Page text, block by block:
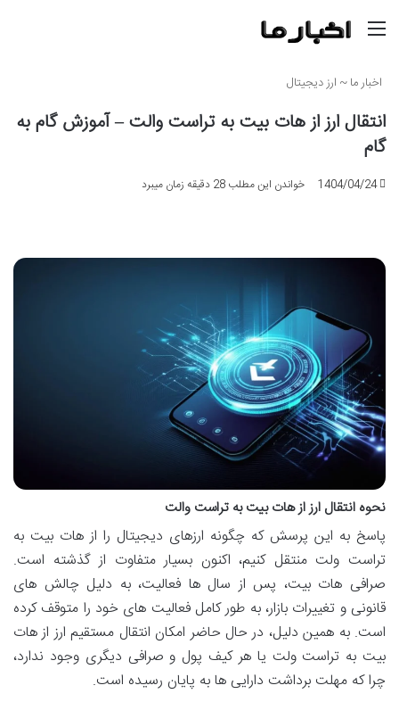
اخبار ما~ ارز دیجیتال
انتقال ارز از هات بیت به تراست والت – آموزش گام به
گام
1404/04/24 خواندن این مطلب 28 دقیقه زمان میبرد
نحوه انتقال ارز از هات بیت به تراست والت
پاسخ به این پرسش که چگونه ارزهای دیجیتال را از هات بیت به
تراست ولت منتقل کنیم، اکنون بسیار متفاوت از گذشته است.
صرافی هات بیت، پس از سال ها فعالیت، به دلیل چالش های
قانونی و تغییرات بازار، به طور کامل فعالیت های خود را متوقف کرده
است. به همین دلیل، در حال حاضر امکان انتقال مستقیم ارز از هات
بیت به تراست ولت یا هر کیف پول و صرافی دیگری وجود ندارد،
چرا که مهلت برداشت دارایی ها به پایان رسیده است.